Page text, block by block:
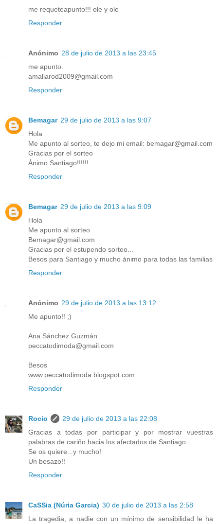
me requeteapunto!!! ole y ole
Responder
Anónimo 28 de julio de 2013 a las 23:45
me apunto.
amaliarod2009@gmail.com
Responder
Bemagar 29 de julio de 2013 a las 9:07
Hola
Me apunto al sorteo, te dejo mi email: bemagar@gmail.com
Gracias por el sorteo
Ánimo Santiago!!!!!!
Responder
Bemagar 29 de julio de 2013 a las 9:09
Hola
Me apunto al sorteo
Bemagar@gmail.com
Gracias por el estupendo sorteo...
Besos para Santiago y mucho ánimo para todas las familias
Responder
Anónimo 29 de julio de 2013 a las 13:12
Me apunto!! ;)
Ana Sánchez Guzmán
peccatodimoda@gmail.com
Besos
www.peccatodimoda.blogspot.com
Responder
Rocio
29 de julio de 2013 a las 22:08
Gracias a todas por participar y por mostrar vuestras
palabras de cariño hacia los afectados de Santiago.
Se os quiere...y mucho!
Un besazo!!
Responder
CaSSia (Núria Garcia) 30 de julio de 2013 a las 2:58
La tragedia, a nadie con un mínimo de sensibilidad le ha